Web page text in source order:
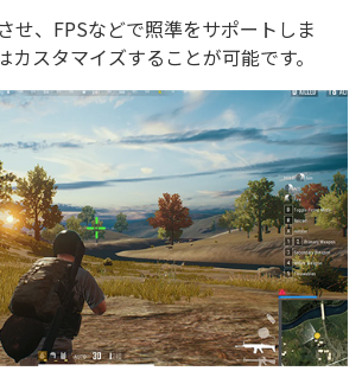
せ、FPSなどで照準をサポートしま
カスタマイズすることが可能です。